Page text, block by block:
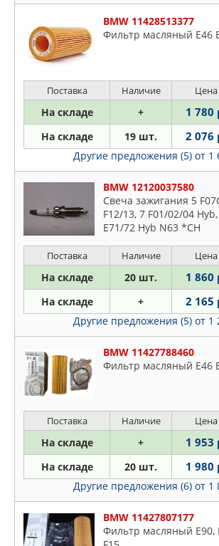
BMW 11428513377
Фильтр масляный Е46
Поставка Наличие Цена
На складе + 1 780
На складе 19 шт. 2 076
Другие предложения (5) от 1
BMW 12120037580
Свеча зажигания 5
F12/13, 7 F01/02/04 Hyb,
E71/72 Hyb N63 *CH
Поставка Наличие Цена
На складе 20 шт. 1 860
На складе + 2 165
Другие предложения (5) от 1
BMW 11427788460
Фильтр масляный Е46
Поставка Наличие Цена
На складе + 1 953
На складе 20 шт. 1 980
Другие предложения (6) от 1
BMW 11427807177
Фильтр масляный E90,